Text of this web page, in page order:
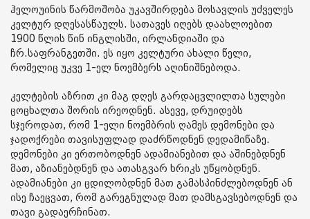
ჰელოუინის წარმოშობა უკავშირდება მოსავლის უძველეს
კელტურ დღესასწაულს. სათავეს იღებს დაახლოებით
1900 წლის წინ ინგლისში, ირლანდიაში და
ჩრ.საფრანგეთში. ეს იყო კელტური ახალი წელი,
რომელიც უკვე 1-ელ ნოემბერს აღინიშნებოდა.
კელტების აზრით კი მაგ დღეს გარდაცვლილთა სულები
ცოცხალთა შორის ირეოდნენ. ასევე, დრუიდებს
სჯეროდათ, რომ 1-ელი ნოემბრის ღამეს დემონები და
ჯადოქრები თავისუფლად დაძრწოდნენ დედამიწაზე.
დემონები კი ერთობოდნენ ადამიანებით და აშინებდნენ
მათ, აზიანებდნენ და ათასგვარ ხრიკს უწყობდნენ.
ადამიანები კი ცდილობდნენ მათ გამასპინძლებოდნენ ან
ისე ჩაეცვათ, რომ გარეგნულად მათ დამსგავსებოდნენ და
თავი გადაერჩინათ.